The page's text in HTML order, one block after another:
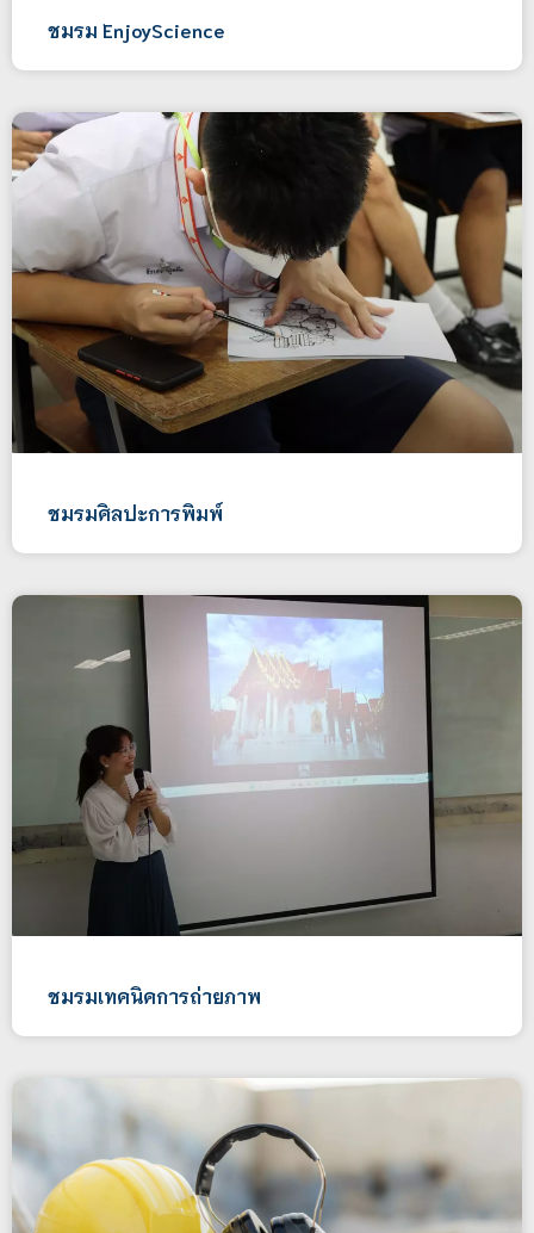
ชมรม EnjoyScience
ชมรมศิลปะการพิมพ์
ชมรมเทคนิคการถ่ายภาพ